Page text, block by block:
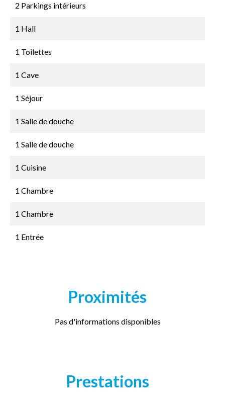
2 Parkings intérieurs
1 Hall
1 Toilettes
1 Cave
1 Séjour
1 Salle de douche
1 Salle de douche
1 Cuisine
1 Chambre
1 Chambre
1 Entrée
Proximités
Pas d'informations disponibles
Prestations